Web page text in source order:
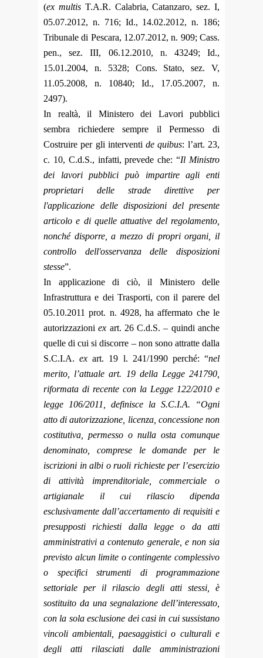
(ex multisT.A.R. Calabria, Catanzaro, sez. I,
05.07.2012, n. 716; Id., 14.02.2012, n. 186;
Tribunale di Pescara, 12.07.2012, n. 909; Cass.
pen., sez. III, 06.12.2010, n. 43249; Id.,
15.01.2004, n. 5328; Cons. Stato, sez. V,
11.05.2008, n. 10840; Id., 17.05.2007, n.
2497).
In realtà, il Ministero dei Lavori pubblici
sembra richiedere sempre il Permesso di
Costruire per gli interventide quibus: l’art. 23,
c. 10, C.d.S., infatti, prevede che: “Il Ministro
dei lavori pubblici può impartire agli enti
proprietari delle strade direttive per
l'applicazione delle disposizioni del presente
articolo e di quelle attuative del regolamento,
nonché disporre, a mezzo di propri organi, il
controllo dell'osservanza delle disposizioni
stesse”.
In applicazione di ciò, il Ministero delle
Infrastruttura e dei Trasporti, con il parere del
05.10.2011 prot. n. 4928, ha affermato che le
autorizzazioniex art. 26 C.d.S. – quindi anche
quelle di cui si discorre – non sono attratte dalla
S.C.I.A.exart. 19 l. 241/1990 perché: “nel
merito, l’attuale art. 19 della Legge 241790,
riformata di recente con la Legge 122/2010 e
legge 106/2011, definisce la S.C.I.A. “Ogni
atto di autorizzazione, licenza, concessione non
costitutiva, permesso o nulla osta comunque
denominato, comprese le domande per le
iscrizioni in albi o ruoli richieste per l’esercizio
di attività imprenditoriale, commerciale o
artigianale il cui rilascio dipenda
esclusivamente dall’accertamento di requisiti e
presupposti richiesti dalla legge o da atti
amministrativi a contenuto generale, e non sia
previsto alcun limite o contingente complessivo
o specifici strumenti di programmazione
settoriale per il rilascio degli atti stessi, è
sostituito da una segnalazione dell’interessato,
con la sola esclusione dei casi in cui sussistano
vincoli ambientali, paesaggistici o culturali e
degli atti rilasciati dalle amministrazioni